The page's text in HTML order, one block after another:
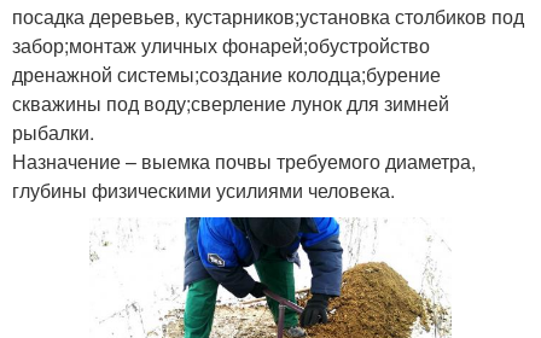
посадка деревьев, кустарников;установка столбиков под
забор;монтаж уличных фонарей;обустройство
дренажной системы;создание колодца;бурение
скважины под воду;сверление лунок для зимней
рыбалки.
Назначение – выемка почвы требуемого диаметра,
глубины физическими усилиями человека.